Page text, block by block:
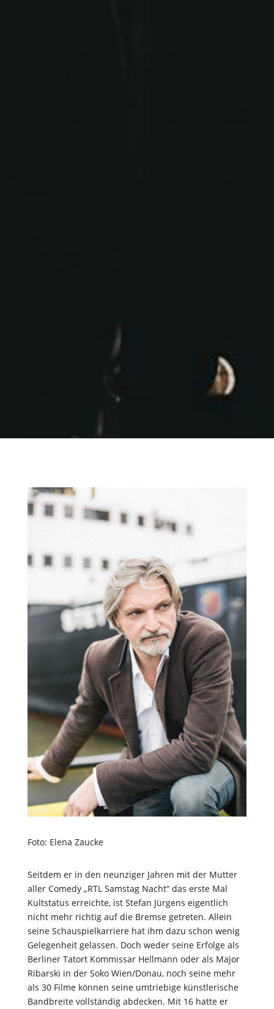
Foto: Elena Zaucke
Seitdem er in den neunziger Jahren mit der Mutter
aller Comedy „RTL Samstag Nacht“ das erste Mal
Kultstatus erreichte, ist Stefan Jürgens eigentlich
nicht mehr richtig auf die Bremse getreten. Allein
seine Schauspielkarriere hat ihm dazu schon wenig
Gelegenheit gelassen. Doch weder seine Erfolge als
Berliner Tatort Kommissar Hellmann oder als Major
Ribarski in der Soko Wien/Donau, noch seine mehr
als 30 Filme können seine umtriebige künstlerische
Bandbreite vollständig abdecken. Mit 16 hatte er